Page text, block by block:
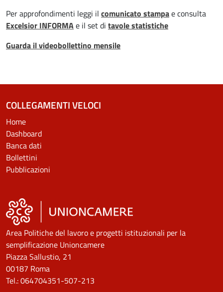
Per approfondimenti leggi il comunicato stampae consulta
Excelsior INFORMAe il set di tavole statistiche
Guarda il videobollettino mensile
COLLEGAMENTI VELOCI
Home
Dashboard
Banca dati
Bollettini
Pubblicazioni
Area Politiche del lavoro e progetti istituzionali per la
semplificazione Unioncamere
Piazza Sallustio, 21
00187 Roma
Tel.: 064704351-507-213